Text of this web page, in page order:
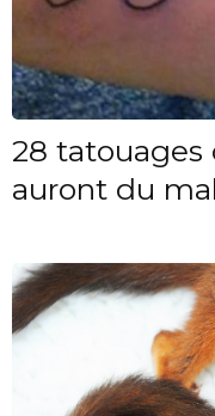
28 tatouages
auront du